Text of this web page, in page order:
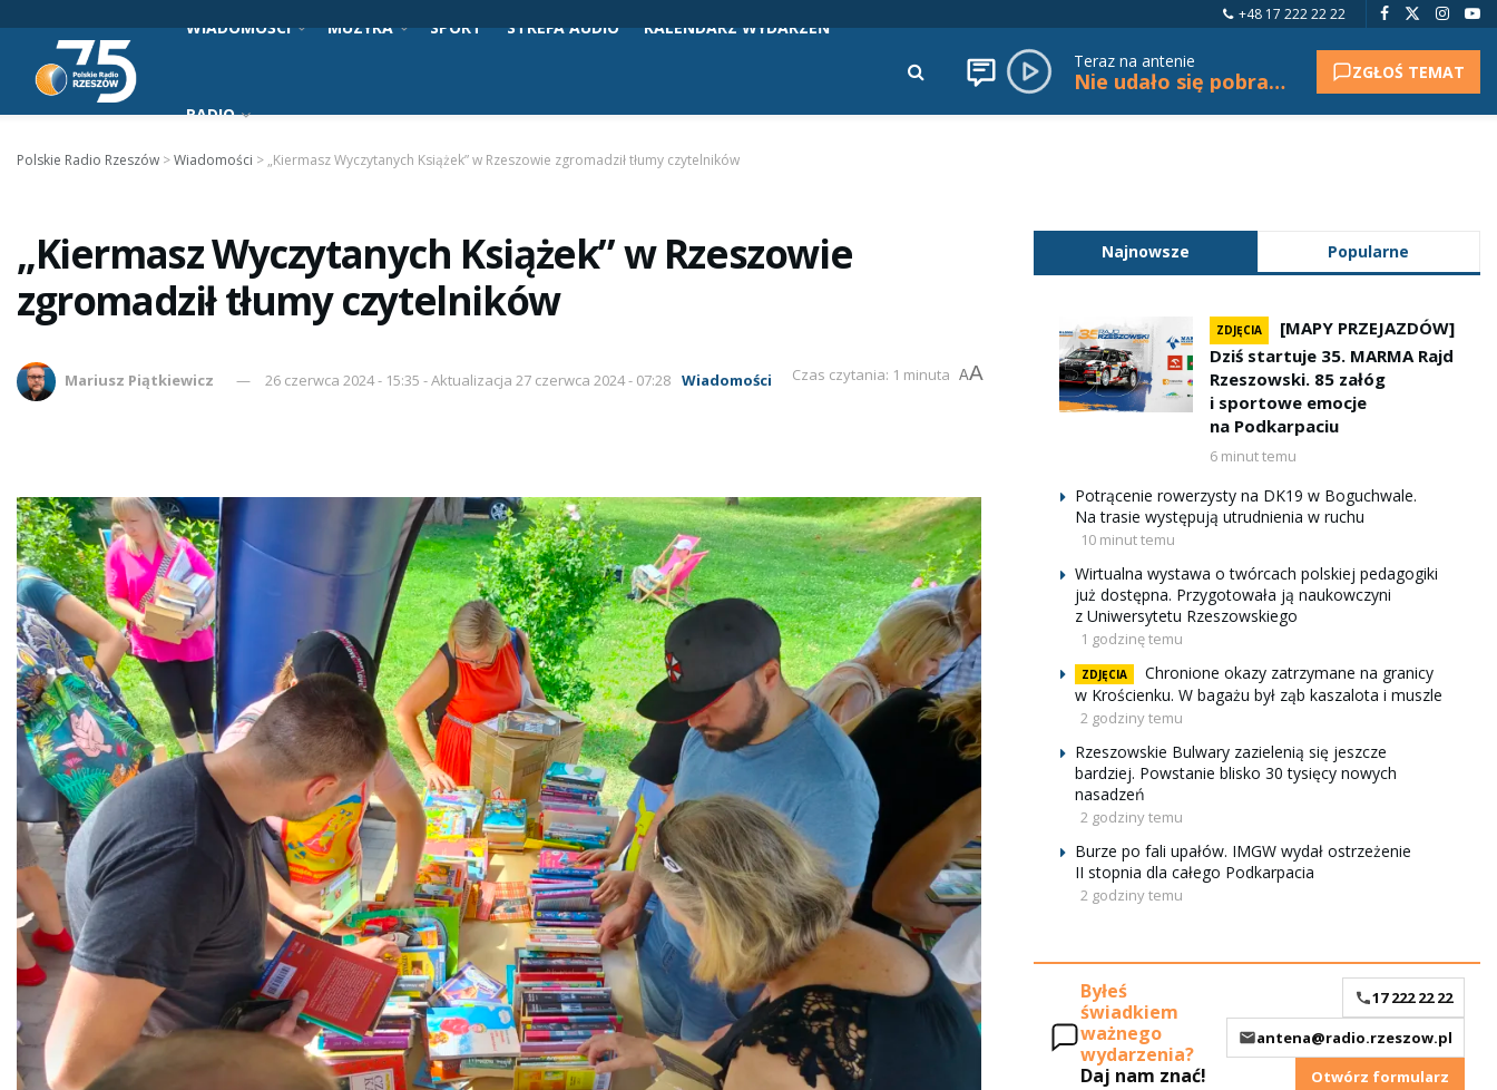
+48 17 222 22 22
WIADOMOŚCI MUZYKA SPORT STREFA AUDIO KALENDARZ WYDARZEŃ
RADIO
Teraz na antenie
Nie udało się pobrać tytułu. ZGŁOŚ TEMAT
Polskie Radio Rzeszów >Wiadomości > „Kiermasz Wyczytanych Książek” w Rzeszowie zgromadził tłumy czytelników
„Kiermasz Wyczytanych Książek” w Rzeszowie
zgromadził tłumy czytelników
Mariusz Piątkiewicz 26 czerwca 2024 - 15:35 - Aktualizacja 27 czerwca 2024 - 07:28 Wiadomości Czas czytania: 1 minuta AA
Najnowsze Popularne
ZDJĘCIA
[MAPY PRZEJAZDÓW]
Dziś startuje 35. MARMA Rajd
Rzeszowski. 85 załóg
i sportowe emocje
na Podkarpaciu
6 minut temu
Potrącenie rowerzysty na DK19 w Boguchwale.
Na trasie występują utrudnienia w ruchu
10 minut temu
Wirtualna wystawa o twórcach polskiej pedagogiki
już dostępna. Przygotowała ją naukowczyni
z Uniwersytetu Rzeszowskiego
1 godzinę temu
ZDJĘCIA
Chronione okazy zatrzymane na granicy
w Krościenku. W bagażu był ząb kaszalota i muszle
2 godziny temu
Rzeszowskie Bulwary zazielenią się jeszcze
bardziej. Powstanie blisko 30 tysięcy nowych
nasadzeń
2 godziny temu
Burze po fali upałów. IMGW wydał ostrzeżenie
II stopnia dla całego Podkarpacia
2 godziny temu
Byłeś
świadkiem
ważnego
wydarzenia?
Daj nam znać!
17 222 22 22
antena@radio.rzeszow.pl
Otwórz formularz